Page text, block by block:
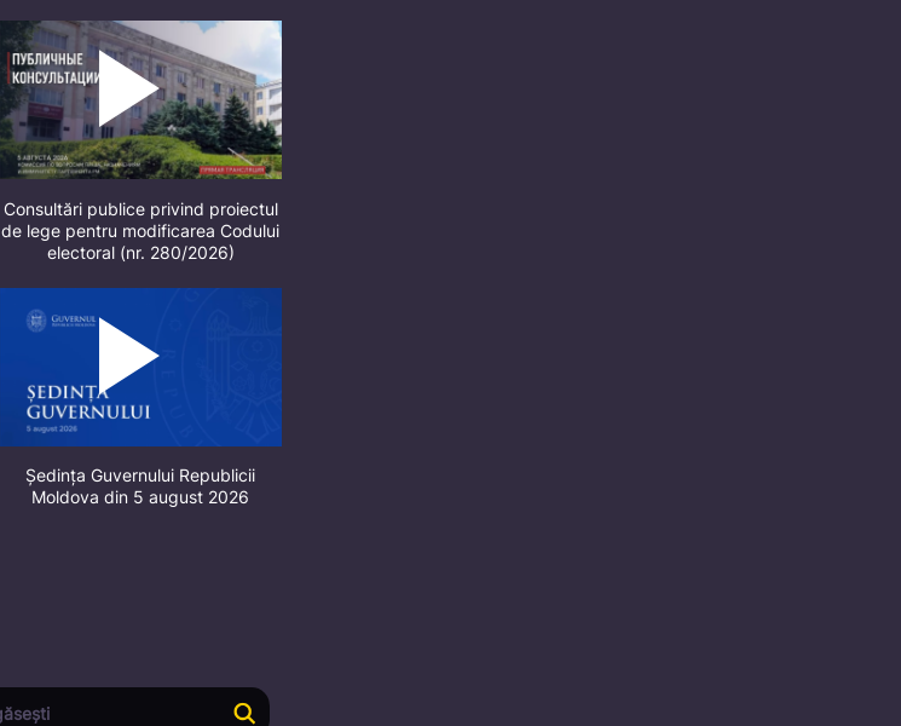
Consultări publice privind proiectul
de lege pentru modificarea Codului
electoral (nr. 280/2026)
Ședința Guvernului Republicii
Moldova din 5 august 2026